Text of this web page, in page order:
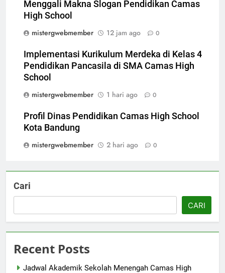
Menggali Makna Slogan Pendidikan Camas
High School
mistergwebmember
12 jam ago 0
Implementasi Kurikulum Merdeka di Kelas 4
Pendidikan Pancasila di SMA Camas High
School
mistergwebmember
1 hari ago 0
Profil Dinas Pendidikan Camas High School
Kota Bandung
mistergwebmember
2 hari ago 0
Cari
CARI
Recent Posts
Jadwal Akademik Sekolah Menengah Camas High